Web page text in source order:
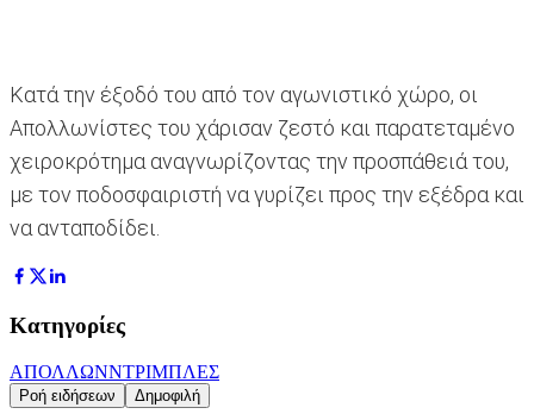
Κατά την έξοδό του από τον αγωνιστικό χώρο, οι
Απολλωνίστες του χάρισαν ζεστό και παρατεταμένο
χειροκρότημα αναγνωρίζοντας την προσπάθειά του,
με τον ποδοσφαιριστή να γυρίζει προς την εξέδρα και
να ανταποδίδει.
Κατηγορίες
ΑΠΟΛΛΩΝΝΤΡΙΜΠΛΕΣ
Ροή ειδήσεων Δημοφιλή